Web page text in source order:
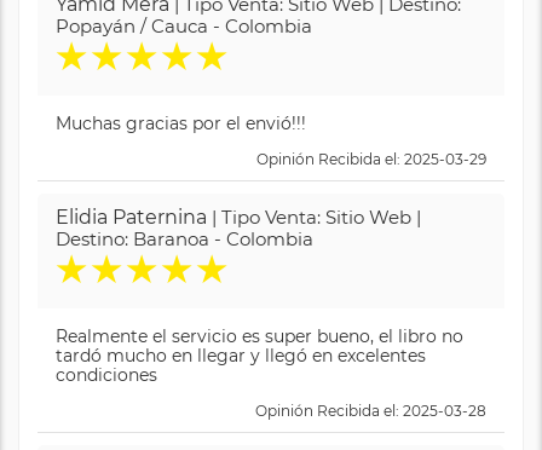
Yamid Mera | Tipo Venta: Sitio Web | Destino:
Popayán / Cauca - Colombia
★★★★★
Muchas gracias por el envió!!!
Opinión Recibida el: 2025-03-29
Elidia Paternina | Tipo Venta: Sitio Web |
Destino: Baranoa - Colombia
★★★★★
Realmente el servicio es super bueno, el libro no
tardó mucho en llegar y llegó en excelentes
condiciones
Opinión Recibida el: 2025-03-28